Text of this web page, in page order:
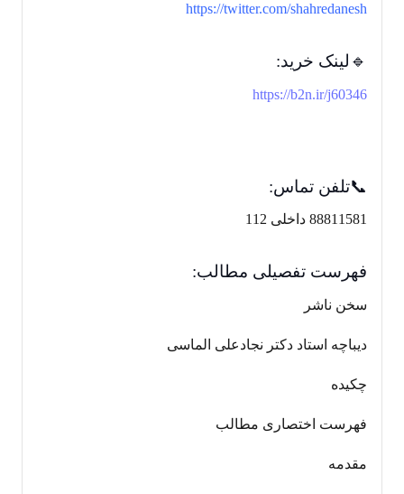
https://twitter.com/shahredanesh
🔹لینک خرید:
https://b2n.ir/j60346
📞تلفن تماس:
88811581 داخلی 112
فهرست تفصیلی مطالب:
سخن ناشر
دیباچه استاد دکتر نجادعلی الماسی
چکیده
فهرست اختصاری مطالب
مقدمه